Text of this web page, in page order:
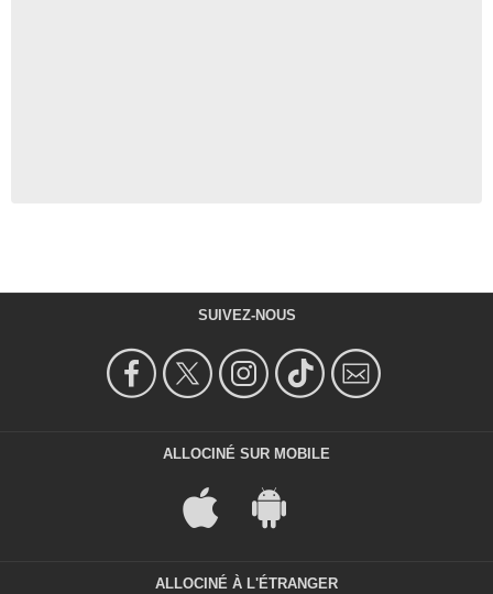
SUIVEZ-NOUS
ALLOCINÉ SUR MOBILE
ALLOCINÉ À L'ÉTRANGER